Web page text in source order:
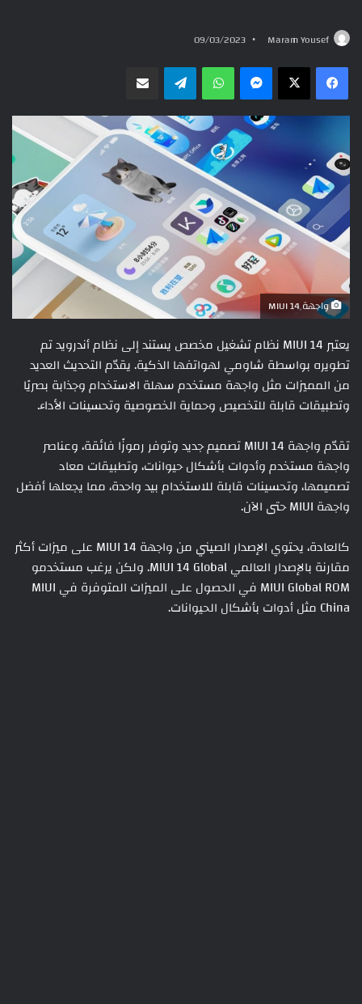
Maram Yousef
09/03/2023
ماسنجر واتسابتيلقرام
واجهة MIUI 14
يعتبر MIUI 14 نظام تشغيل مخصص يستند إلى نظام أندرويد تم
تطويره بواسطة شاومي لهواتفها الذكية. يقدّم التحديث العديد
من المميزات مثل واجهة مستخدم سهلة الاستخدام وجذابة بصريًا
وتطبيقات قابلة للتخصيص وحماية الخصوصية وتحسينات الأداء.
تقدّم واجهة MIUI 14 تصميم جديد وتوفر رموزًا فائقة، وعناصر
واجهة مستخدم وأدوات بأشكال حيوانات، وتطبيقات معاد
تصميمها، وتحسينات قابلة للاستخدام بيد واحدة، مما يجعلها أفضل
واجهة MIUI حتى الآن.
كالعادة، يحتوي الإصدار الصيني من واجهة MIUI 14 على ميزات أكثر
مقارنة بالإصدار العالمي MIUI 14 Global. ولكن يرغب مستخدمو
MIUI Global ROM في الحصول على الميزات المتوفرة في MIUI
China مثل أدوات بأشكال الحيوانات.